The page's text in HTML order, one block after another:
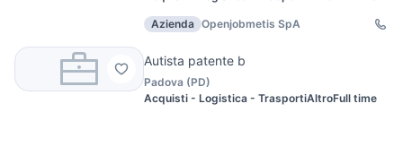
Azienda Openjobmetis SpA
Autista patente b
Padova (PD)
Acquisti - Logistica - TrasportiAltroFull time